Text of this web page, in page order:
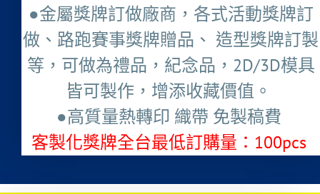
●金屬獎牌訂做廠商，各式活動獎牌訂
做、路跑賽事獎牌贈品、 造型獎牌訂製
等，可做為禮品，紀念品，2D/3D模具
皆可製作，增添收藏價值。
●高質量熱轉印 織帶 免製稿費
客製化獎牌全台最低訂購量：100pcs ​